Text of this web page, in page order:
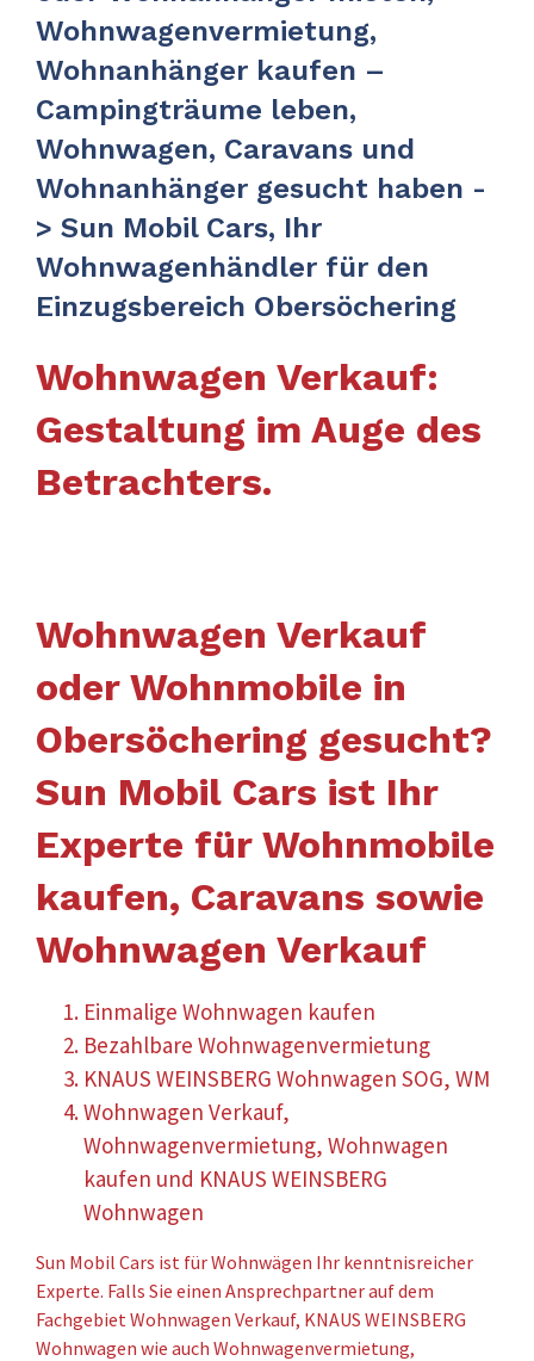
Wohnwagenvermietung,
Wohnanhänger kaufen –
Campingträume leben,
Wohnwagen, Caravans und
Wohnanhänger gesucht haben -
> Sun Mobil Cars, Ihr
Wohnwagenhändler für den
Einzugsbereich Obersöchering
Wohnwagen Verkauf:
Gestaltung im Auge des
Betrachters.
Wohnwagen Verkauf
oder Wohnmobile in
Obersöchering gesucht?
Sun Mobil Cars ist Ihr
Experte für Wohnmobile
kaufen, Caravans sowie
Wohnwagen Verkauf
Einmalige Wohnwagen kaufen
Bezahlbare Wohnwagenvermietung
KNAUS WEINSBERG Wohnwagen SOG, WM
Wohnwagen Verkauf,
Wohnwagenvermietung, Wohnwagen
kaufen und KNAUS WEINSBERG
Wohnwagen
Sun Mobil Cars ist für Wohnwägen Ihr kenntnisreicher
Experte. Falls Sie einen Ansprechpartner auf dem
Fachgebiet Wohnwagen Verkauf, KNAUS WEINSBERG
Wohnwagen wie auch Wohnwagenvermietung,